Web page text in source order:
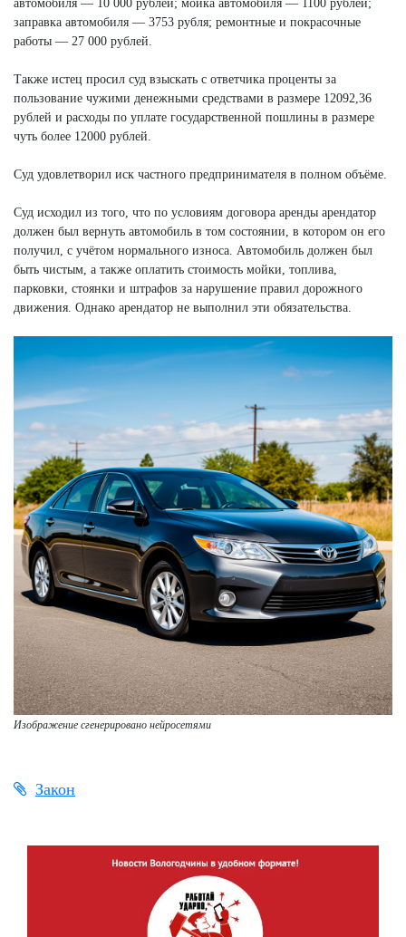
автомобиля — 10 000 рублей; мойка автомобиля — 1100 рублей;
заправка автомобиля — 3753 рубля; ремонтные и покрасочные
работы — 27 000 рублей.
Также истец просил суд взыскать с ответчика проценты за
пользование чужими денежными средствами в размере 12092,36
рублей и расходы по уплате государственной пошлины в размере
чуть более 12000 рублей.
Суд удовлетворил иск частного предпринимателя в полном объёме.
Суд исходил из того, что по условиям договора аренды арендатор
должен был вернуть автомобиль в том состоянии, в котором он его
получил, с учётом нормального износа. Автомобиль должен был
быть чистым, а также оплатить стоимость мойки, топлива,
парковки, стоянки и штрафов за нарушение правил дорожного
движения. Однако арендатор не выполнил эти обязательства.
Изображение сгенерировано нейросетями
Закон